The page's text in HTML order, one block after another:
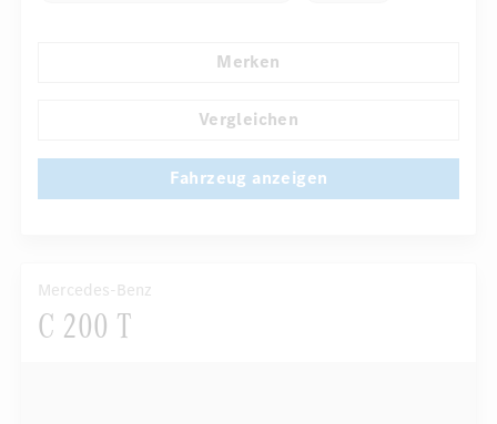
Multi-Funktions-Display
Merken
Vergleichen
Fahrzeug anzeigen
Mercedes-Benz
C 200 T